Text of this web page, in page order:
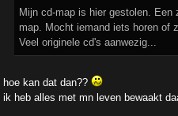
Mijn cd-map is hier gestolen. Een
map. Mocht iemand iets horen of
Veel originele cd's aanwezig...
hoe kan dat dan??
ik heb alles met mn leven bewaakt